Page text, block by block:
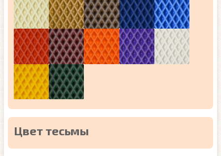
Цвет тесьмы